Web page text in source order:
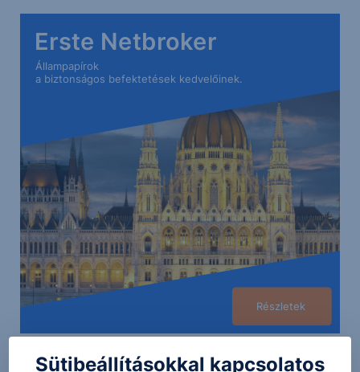
Erste Netbroker
Állampapírok
a biztonságos befektetések kedvelőinek.
Részletek
Sütibeállításokkal kapcsolatos